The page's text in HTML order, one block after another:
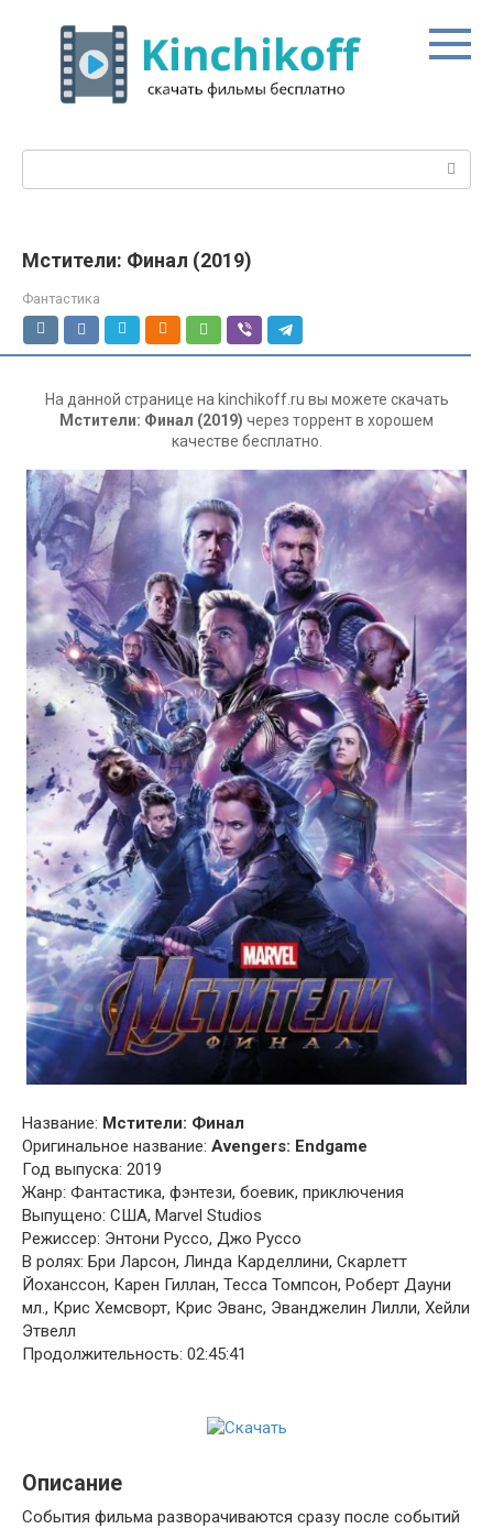
контенту
Мстители: Финал (2019)
Фантастика
На данной странице на kinchikoff.ru вы можете скачать
Мстители: Финал (2019) через торрент в хорошем
качестве бесплатно.
Название: Мстители: Финал
Оригинальное название: Avengers: Endgame
Год выпуска: 2019
Жанр: Фантастика, фэнтези, боевик, приключения
Выпущено: США, Marvel Studios
Режиссер: Энтони Руссо, Джо Руссо
В ролях: Бри Ларсон, Линда Карделлини, Скарлетт
Йоханссон, Карен Гиллан, Тесса Томпсон, Роберт Дауни
мл., Крис Хемсворт, Крис Эванс, Эванджелин Лилли, Хейли
Этвелл
Продолжительность: 02:45:41
Описание
События фильма разворачиваются сразу после событий